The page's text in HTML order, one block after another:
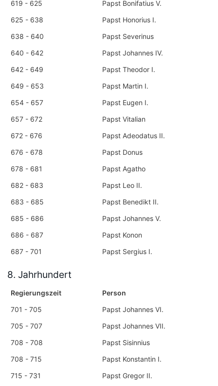
619 - 625
Papst Bonifatius V.
625 - 638
Papst Honorius I.
638 - 640
Papst Severinus
640 - 642
Papst Johannes IV.
642 - 649
Papst Theodor I.
649 - 653
Papst Martin I.
654 - 657
Papst Eugen I.
657 - 672
Papst Vitalian
672 - 676
Papst Adeodatus II.
676 - 678
Papst Donus
678 - 681
Papst Agatho
682 - 683
Papst Leo II.
683 - 685
Papst Benedikt II.
685 - 686
Papst Johannes V.
686 - 687
Papst Konon
687 - 701
Papst Sergius I.
8. Jahrhundert
Regierungszeit
Person
701 - 705
Papst Johannes VI.
705 - 707
Papst Johannes VII.
708 - 708
Papst Sisinnius
708 - 715
Papst Konstantin I.
715 - 731
Papst Gregor II.